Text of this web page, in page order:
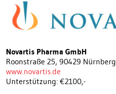
Novartis Pharma GmbH
Roonstraße 25, 90429 Nürnberg
www.novartis.de
Unterstützung: €2100,-